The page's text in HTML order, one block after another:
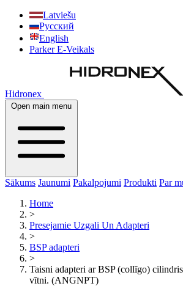
Latviešu
Русский
English
Parker E-Veikals
Hidronex
Open main menu
Sākums Jaunumi Pakalpojumi Produkti Par
Home
>
Presejamie Uzgali Un Adapteri
>
BSP adapteri
>
Taisni adapteri ar BSP (collīgo)
vītni. (ANGNPT)